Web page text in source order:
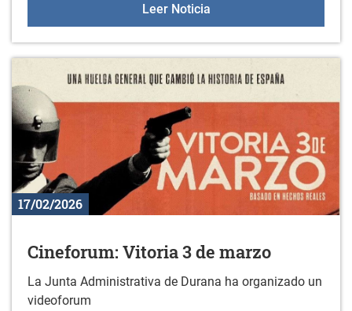
Leer NoticiaCalendario del Punto
17/02/2026
Cineforum: Vitoria 3 de marzo
La Junta Administrativa de Durana ha organizado un
videoforum